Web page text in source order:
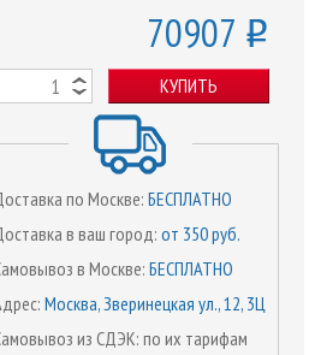
70907 o
КУПИТЬ
по Москве: БЕСПЛАТНО
в ваш город: от 350 руб.
в Москве: БЕСПЛАТНО
Москва, Зверинецкая ул., 12, 3Ц
из СДЭК: по их тарифам